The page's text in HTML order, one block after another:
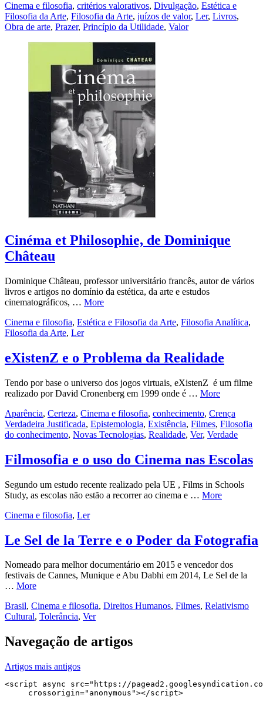
Cinema e filosofia, critérios valorativos, Divulgação, Estética e
Filosofia da Arte, Filosofia da Arte, juízos de valor, Ler, Livros,
Obra de arte, Prazer, Princípio da Utilidade, Valor
Cinéma et Philosophie, de Dominique
Château
Dominique Château, professor universitário francês, autor de vários
livros e artigos no domínio da estética, da arte e estudos
cinematográficos, … More
Cinema e filosofia, Estética e Filosofia da Arte, Filosofia Analítica,
Filosofia da Arte, Ler
eXistenZ e o Problema da Realidade
Tendo por base o universo dos jogos virtuais, eXistenZ é um filme
realizado por David Cronenberg em 1999 onde é … More
Aparência, Certeza, Cinema e filosofia, conhecimento, Crença
Verdadeira Justificada, Epistemologia, Existência, Filmes, Filosofia
do conhecimento, Novas Tecnologias, Realidade, Ver, Verdade
Filmosofia e o uso do Cinema nas Escolas
Segundo um estudo recente realizado pela UE , Films in Schools
Study, as escolas não estão a recorrer ao cinema e … More
Cinema e filosofia, Ler
Le Sel de la Terre e o Poder da Fotografia
Nomeado para melhor documentário em 2015 e vencedor dos
festivais de Cannes, Munique e Abu Dabhi em 2014, Le Sel de la
… More
Brasil, Cinema e filosofia, Direitos Humanos, Filmes, Relativismo
Cultural, Tolerância, Ver
Navegação de artigos
Artigos mais antigos
<script async src="https://
     crossorigin="anonymous"></script>